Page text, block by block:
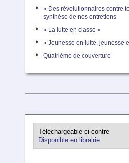
« Des révolutionnaires contre
synthèse de nos entretiens
« La lutte en classe »
« Jeunesse en lutte, jeunesse
Quatrième de couverture
Téléchargeable ci-contre
Disponible en librairie